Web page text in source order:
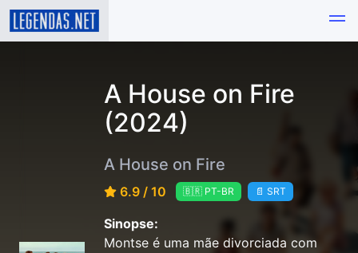
A House on Fire
(2024)
A House on Fire
6.9 / 10 🇧🇷 PT-BR 📄 SRT
Sinopse:
Montse é uma mãe divorciada com